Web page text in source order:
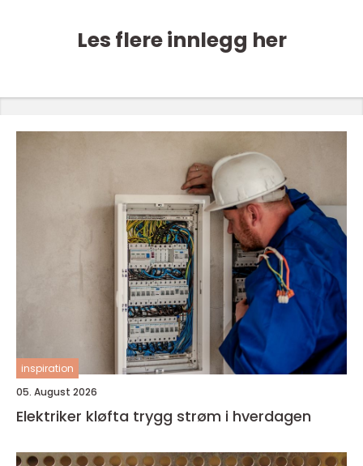
Les flere innlegg her
inspiration
05. August 2026
Elektriker kløfta trygg strøm i hverdagen